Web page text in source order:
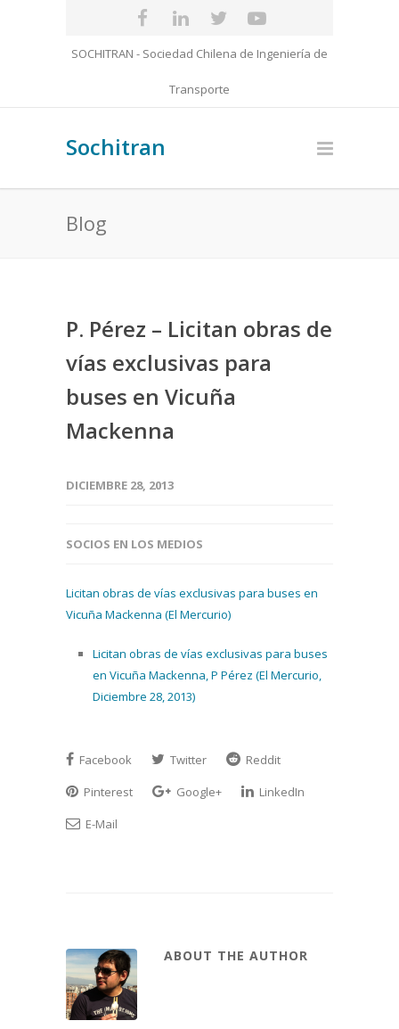
SOCHITRAN - Sociedad Chilena de Ingeniería de
Transporte
Sochitran
Blog
P. Pérez – Licitan obras de
vías exclusivas para
buses en Vicuña
Mackenna
DICIEMBRE 28, 2013
SOCIOS EN LOS MEDIOS
Licitan obras de vías exclusivas para buses en
Vicuña Mackenna (El Mercurio)
Licitan obras de vías exclusivas para buses
en Vicuña Mackenna, P Pérez (El Mercurio,
Diciembre 28, 2013)
Facebook Twitter
Reddit
Pinterest
Google+
LinkedIn
E-Mail
ABOUT THE AUTHOR